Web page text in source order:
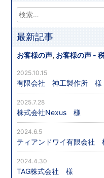
最新記事
お客様の声, お客様の声 -
有限会社 神工製作所 様
2025.10.15
株式会社Nexus 様
2025.7.28
ティアンドワイ有限会社
2024.6.5
TAG株式会社 様
2024.4.30